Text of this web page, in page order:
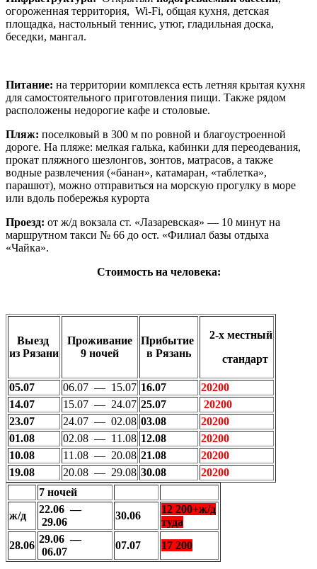
огороженная территория, Wi-Fi, общая кухня, детская
площадка, настольный теннис, утюг, гладильная доска,
беседки, мангал.
Питание: на территории комплекса есть летняя крытая кухня
для самостоятельного приготовления пищи. Также рядом
расположены недорогие кафе и столовые.
Пляж: поселковый в 300 м по ровной и благоустроенной
дороге. На пляже: мелкая галька, кабинки для переодевания,
прокат пляжного шезлонгов, зонтов, матрасов, а также
водные развлечения («банан», катамаран, «таблетка»,
парашют), можно отправиться на морскую прогулку в море
или вдоль побережья курорта
Проезд: от ж/д вокзала ст. «Лазаревская» — 10 минут на
маршрутном такси № 66 до ост. «Филиал базы отдыха
«Чайка».
Стоимость на человека:
Выезд
из Рязани
Проживание
9 ночей
Прибытие
в Рязань
2-х местный
стандарт
05.07 06.07 — 15.07 16.07
20200
14.07
15.07 — 24.07 25.07
20200
23.07
24.07 — 02.08 03.08
20200
01.08
02.08 — 11.08 12.08
20200
10.08
11.08 — 20.08 21.08
20200
19.08
20.08 — 29.08 30.08
20200
7 ночей
ж/д
22.06 —
29.06
30.06
12 200+ж/д
туда
28.06
29.06 —
06.07
07.07 17 200